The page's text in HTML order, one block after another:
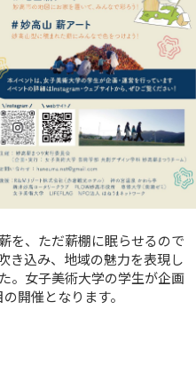
を、ただ薪棚に眠らせるので
き込み、地域の魅力を表現し
。女子美術大学の学生が企画
開催となります。